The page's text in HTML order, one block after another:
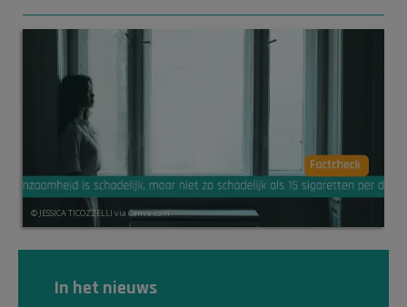
© JESSICA TICOZZELLI via Canva.com
In het nieuws